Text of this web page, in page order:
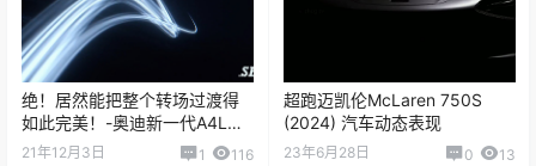
绝！居然能把整个转场过渡得
如此完美！-奥迪新一代A4L汽
车
21年12月3日 1 116
超跑迈凯伦McLaren 750S
(2024) 汽车动态表现
23年6月28日 0 13